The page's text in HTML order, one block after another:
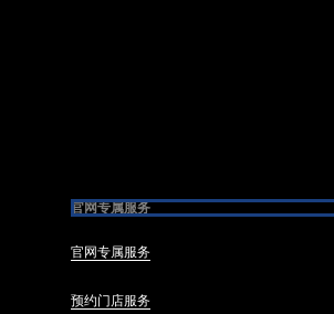
官网专属服务
官网专属服务
预约门店服务